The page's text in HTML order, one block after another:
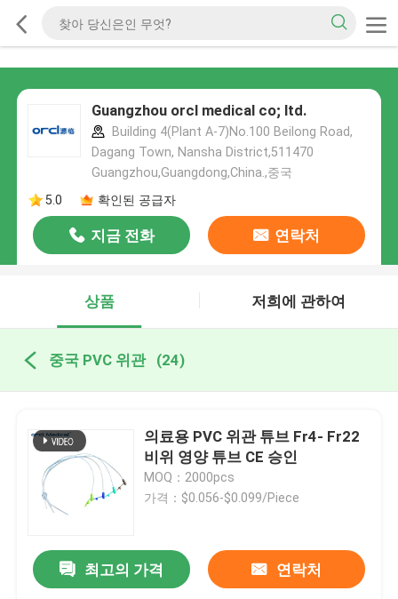
Guangzhou orcl medical co; ltd.
Building 4(Plant A-7)No.100 Beilong Road,
Dagang Town, Nansha District,511470
Guangzhou,Guangdong,China.,중국
5.0
확인된 공급자
지금 전화 연락처
상품 저희에 관하여
중국 PVC 위관 (24)
의료용 PVC 위관 튜브 Fr4- Fr22
비위 영양 튜브 CE 승인
MOQ：2000pcs
가격：$0.056-$0.099/Piece
최고의 가격 연락처